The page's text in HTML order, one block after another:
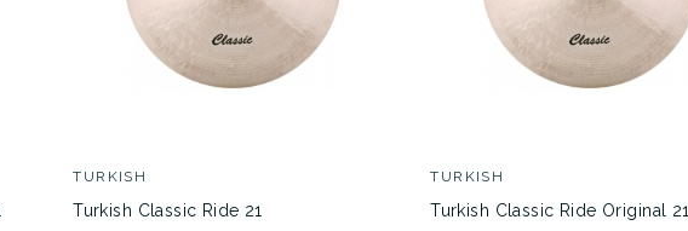
TURKISH
Turkish Classic Ride 21
TURKISH
Turkish Classic Ride Original 21